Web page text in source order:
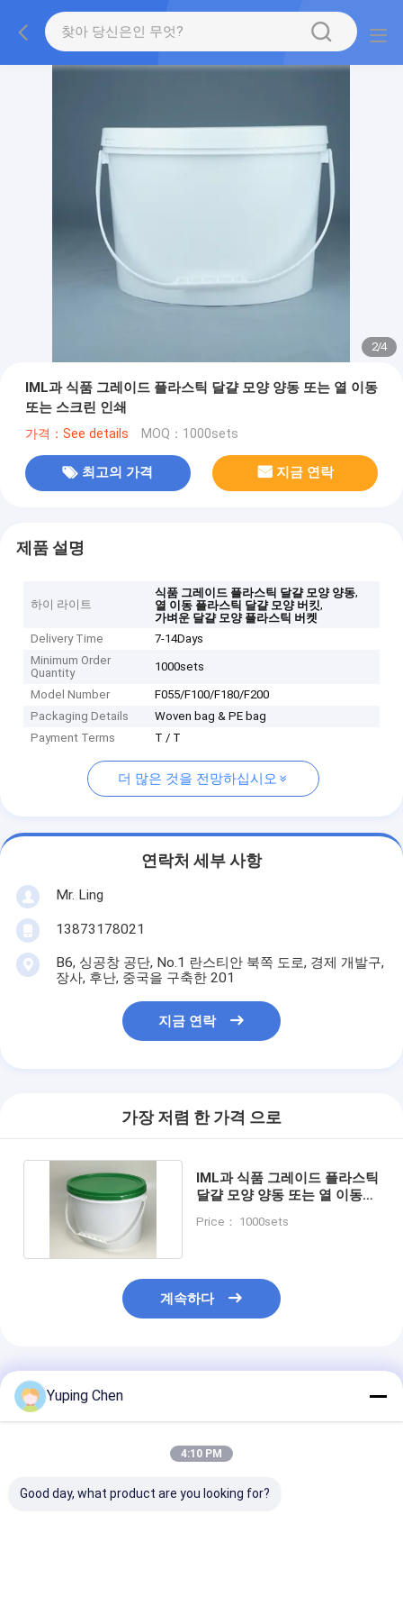
2/4
IML과 식품 그레이드 플라스틱 달걀 모양 양동 또는 열 이동
또는 스크린 인쇄
가격：See details MOQ：1000sets
최고의 가격 지금 연락
제품 설명
하이 라이트
식품 그레이드 플라스틱 달걀 모양 양동,
열 이동 플라스틱 달걀 모양 버킷,
가벼운 달걀 모양 플라스틱 버켓
Delivery Time
7-14Days
Minimum Order
Quantity
1000sets
Model Number
F055/F100/F180/F200
Packaging Details
Woven bag & PE bag
Payment Terms
T / T
더 많은 것을 전망하십시오
연락처 세부 사항
Mr. Ling
13873178021
B6, 싱공창 공단, No.1 란스티안 북쪽 도로, 경제 개발구,
장사, 후난, 중국을 구축한 201
지금 연락
가장 저렴 한 가격 으로
IML과 식품 그레이드 플라스틱
달걀 모양 양동 또는 열 이동
Price： 1000sets
계속하다
추천된 제품
Yuping Chen
4:10 PM
Good day, what product are you looking for?